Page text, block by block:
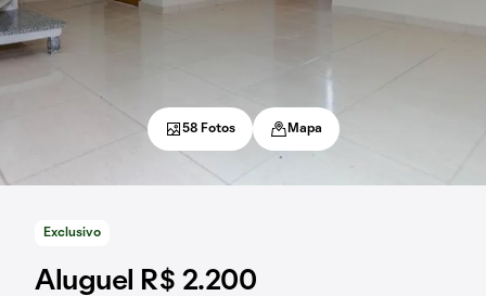
Exclusivo
Aluguel R$ 2.200
58 Fotos Mapa